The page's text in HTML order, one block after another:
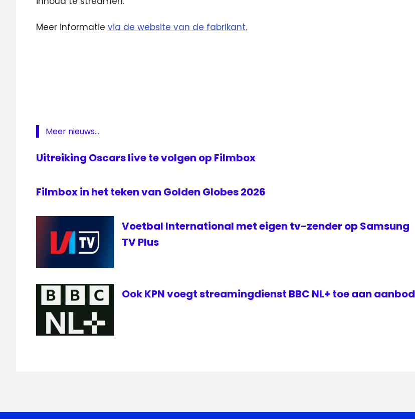
Meer informatie via de website van de fabrikant.
Streamingdienst
Meer nieuws...
Uitreiking Oscars live te volgen op Filmbox
Filmbox in het teken van Golden Globes 2026
Voetbal International met eigen tv-zender op Samsung
TV Plus
Ook KPN voegt streamingdienst BBC NL+ toe aan aanbod